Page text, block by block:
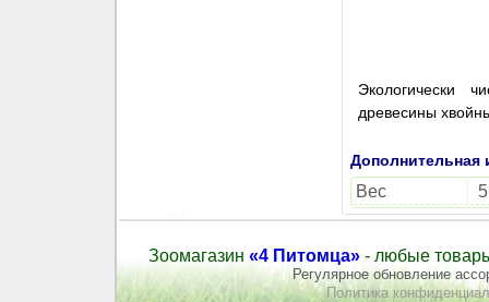
Экологически
древесины
Дополнительная
Вес
Зоомагазин «4 Питомца» - любые
Регулярное обновление
Политика